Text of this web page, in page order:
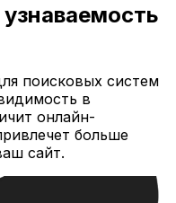
поисковых систем
в
онлайн-
больше
сайт.